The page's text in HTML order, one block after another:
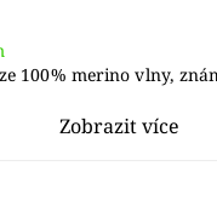
100% merino vlny,
Zobrazit více